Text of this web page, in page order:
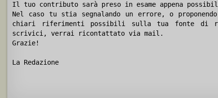
Il tuo contributo sarà preso in esame appena
Nel caso tu stia segnalando un errore, o
chiari riferimenti possibili sulla tua fonte di
scrivici, verrai ricontattato via mail.
Grazie!
La Redazione